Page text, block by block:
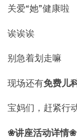
关爱“她”健康啦
诶诶诶
别急着划走嘛
现场还有免费儿
宝妈们，赶紧行
❀讲座活动详情❀